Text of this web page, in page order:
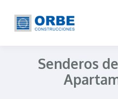
Senderos